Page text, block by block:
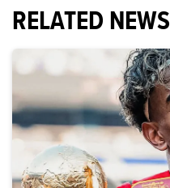
RELATED NEWS